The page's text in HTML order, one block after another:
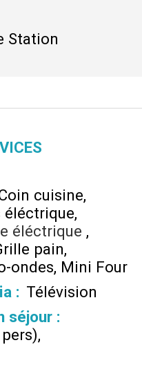
Station
cuisine
éléctrique
éléctrique
pain
ondes Mini Four
: Télévision
séjour :